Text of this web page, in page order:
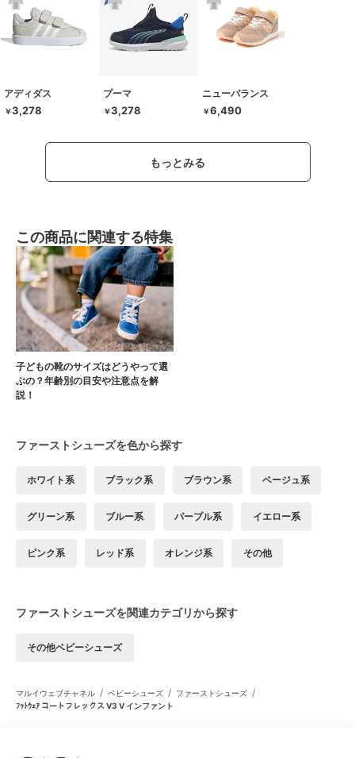
アディダス
￥3,278
プーマ
￥3,278
ニューバランス
￥6,490
もっとみる
この商品に関連する特集
子どもの靴のサイズはどうやって選
ぶの？年齢別の目安や注意点を解
説！
ファーストシューズを色から探す
ホワイト系 ブラック系 ブラウン系 ベージュ系
グリーン系 ブルー系 パープル系 イエロー系
ピンク系 レッド系 オレンジ系 その他
ファーストシューズを関連カテゴリから探す
その他ベビーシューズ
マルイウェブチャネル / ベビーシューズ / ファーストシューズ /
ﾌｯﾄｳｪｱ コートフレックス V3 V インファント